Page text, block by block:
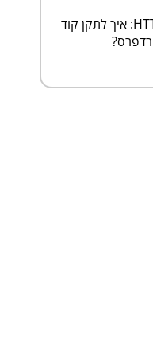
שגיאה HTTP 500: איך לתקן קוד